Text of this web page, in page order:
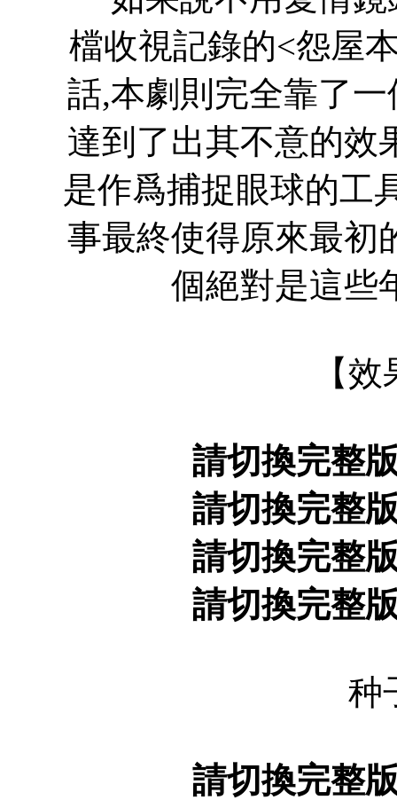
檔收視記錄的<怨屋
話,本劇則完全靠了
達到了出其不意的效
是作爲捕捉眼球的工
事最終使得原來最初
個絕對是這些
【
請切換完整
請切換完整
請切換完整
請切換完整
种
請切換完整